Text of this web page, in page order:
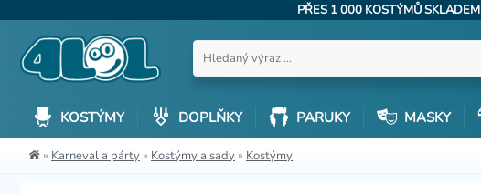
PŘES 1 000 KOSTÝMŮ SKLADEM
KOSTÝMY DOPLŇKY PARUKY MASKY
» Karneval a párty » Kostýmy a sady » Kostýmy